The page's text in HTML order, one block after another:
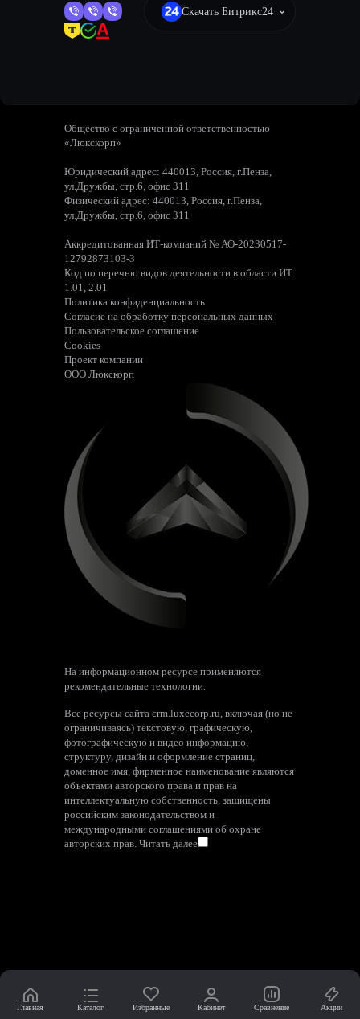
Скачать Битрикс24
Общество с ограниченной ответственностью
«Люкскорп»
Юридический адрес: 440013, Россия, г.Пенза,
ул.Дружбы, стр.6, офис 311
Физический адрес: 440013, Россия, г.Пенза,
ул.Дружбы, стр.6, офис 311
Аккредитованная ИТ-компаний № АО-20230517-
12792873103-3
Код по перечню видов деятельности в области ИТ:
1.01, 2.01
Политика конфиденциальность
Согласие на обработку персональных данных
Пользовательское соглашение
Cookies
Проект компании
ООО Люкскорп
На информационном ресурсе применяются
рекомендательные технологии.
Все ресурсы сайта crm.luxecorp.ru, включая (но не
ограничиваясь) текстовую, графическую,
фотографическую и видео информацию,
структуру, дизайн и оформление страниц,
доменное имя, фирменное наименование являются
объектами авторского права и прав на
интеллектуальную собственность, защищены
российским законодательством и
международными соглашениями об охране
авторских прав. Читать далее
Главная Каталог Избранные Кабинет Сравнение Акции